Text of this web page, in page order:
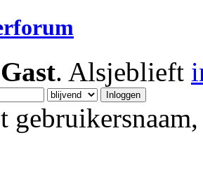
Gast. Alsjeblieft